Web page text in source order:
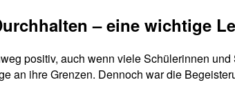
– eine wichtige
positiv, auch wenn viele Schülerinnen
an ihre Grenzen. Dennoch war die